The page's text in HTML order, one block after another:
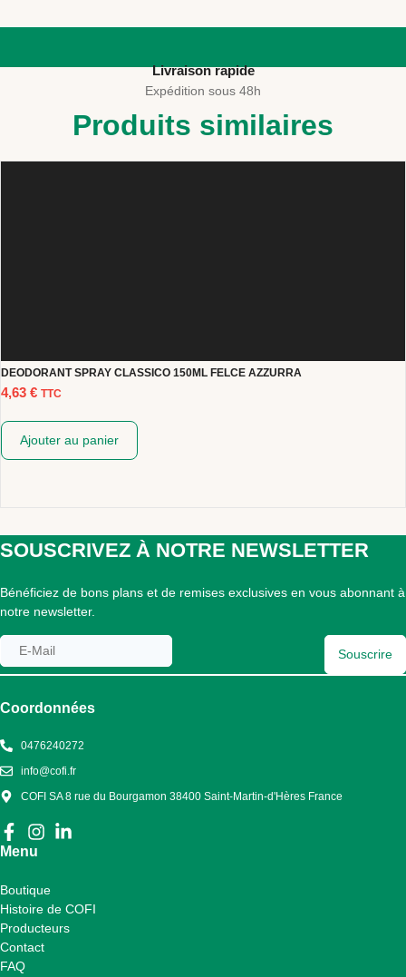
Livraison rapide
Expédition sous 48h
Produits similaires
DEODORANT SPRAY CLASSICO 150ML FELCE AZZURRA
4,63 € TTC
Ajouter au panier
SOUSCRIVEZ À NOTRE NEWSLETTER
Bénéficiez de bons plans et de remises exclusives en vous abonnant à
notre newsletter.
Souscrire
Coordonnées
0476240272
info@cofi.fr
COFI SA 8 rue du Bourgamon 38400 Saint-Martin-d'Hères France
Menu
Boutique
Histoire de COFI
Producteurs
Contact
FAQ